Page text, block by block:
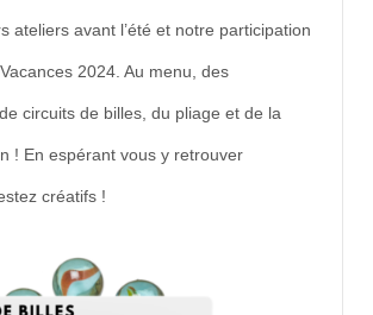
ateliers avant l’été et notre participation
2024. Au menu, des
circuits de billes, du pliage et de la
! En espérant vous y retrouver
créatifs !